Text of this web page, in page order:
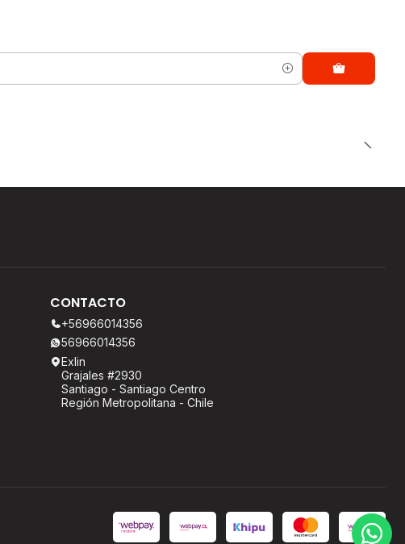
CONTACTO
+56966014356
56966014356
Exlin
Grajales #2930
Santiago - Santiago Centro
Región Metropolitana - Chile